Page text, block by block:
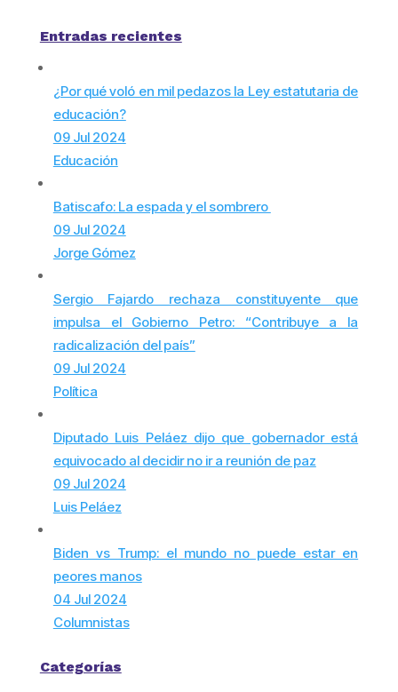
Entradas recientes
¿Por qué voló en mil pedazos la Ley estatutaria de
educación?
09 Jul 2024
Educación
Batiscafo: La espada y el sombrero
09 Jul 2024
Jorge Gómez
Sergio Fajardo rechaza constituyente que
impulsa el Gobierno Petro: “Contribuye a la
radicalización del país”
09 Jul 2024
Política
Diputado Luis Peláez dijo que gobernador está
equivocado al decidir no ir a reunión de paz
09 Jul 2024
Luis Peláez
Biden vs Trump: el mundo no puede estar en
peores manos
04 Jul 2024
Columnistas
Categorías